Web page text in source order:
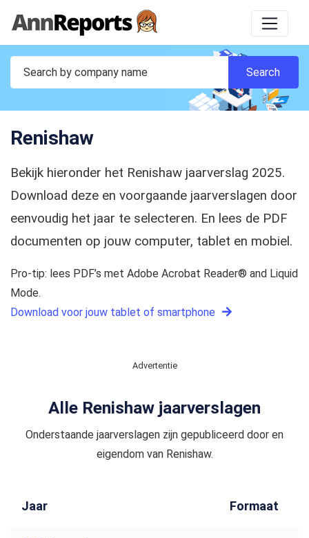
Renishaw
Bekijk hieronder het Renishaw jaarverslag 2025.
Download deze en voorgaande jaarverslagen door
eenvoudig het jaar te selecteren. En lees de PDF
documenten op jouw computer, tablet en mobiel.
Pro-tip: lees PDF’s met Adobe Acrobat Reader® and Liquid
Mode.
Download voor jouw tablet of smartphone
Advertentie
Alle Renishaw jaarverslagen
Onderstaande jaarverslagen zijn gepubliceerd door en
eigendom van Renishaw.
Jaar Formaat